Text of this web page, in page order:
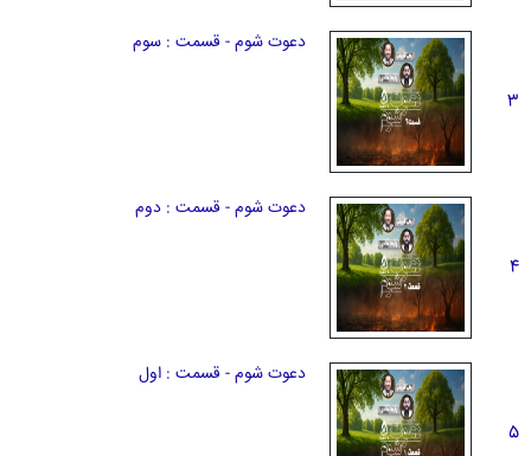
3
دعوت شوم - قسمت : سوم
4
دعوت شوم - قسمت : دوم
5
دعوت شوم - قسمت : اول